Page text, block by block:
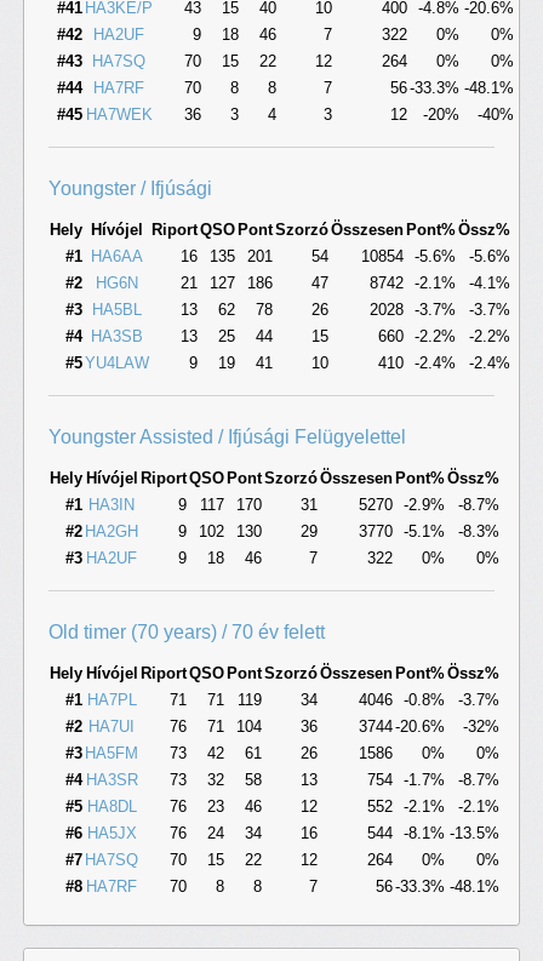
#41 HA3KE/P 43 15 40 10 400 -4.8% -20.6%
#42
HA2UF 9 18 46 7 322 0%
0%
#43
HA7SQ 70 15 22 12 264 0%
0%
#44
HA7RF 70 8 8 7 56-33.3% -48.1%
#45 HA7WEK 36 3 4 3 12 -20% -40%
Youngster / Ifjúsági
Hely Hívójel RiportQSO PontSzorzóÖsszesen Pont%Össz%
#1 HA6AA 16 135 201 54 10854 -5.6%
-5.6%
#2
HG6N 21 127 186 47 8742 -2.1%
-4.1%
#3
HA5BL 13 62 78 26 2028 -3.7%
-3.7%
#4 HA3SB 13 25 44 15 660 -2.2%
-2.2%
#5YU4LAW 9 19 41 10 410 -2.4% -2.4%
Youngster Assisted / Ifjúsági Felügyelettel
Hely Hívójel RiportQSO PontSzorzóÖsszesen Pont%Össz%
#1 HA3IN 9 117 170 31 5270 -2.9%
-8.7%
#2 HA2GH 9 102 130 29 3770 -5.1%
-8.3%
#3 HA2UF 9 18 46 7 322 0% 0%
Old timer (70 years) / 70 év felett
Hely Hívójel RiportQSO PontSzorzóÖsszesen Pont%Össz%
#1 HA7PL 71 71 119 34 4046 -0.8%
-3.7%
#2 HA7UI 76 71 104 36 3744-20.6%
-32%
#3 HA5FM 73 42 61 26 1586 0%
0%
#4 HA3SR 73 32 58 13 754 -1.7%
-8.7%
#5 HA8DL 76 23 46 12 552 -2.1%
-2.1%
#6 HA5JX 76 24 34 16 544 -8.1% -13.5%
#7 HA7SQ 70 15 22 12 264 0%
0%
#8 HA7RF 70 8 8 7 56-33.3% -48.1%